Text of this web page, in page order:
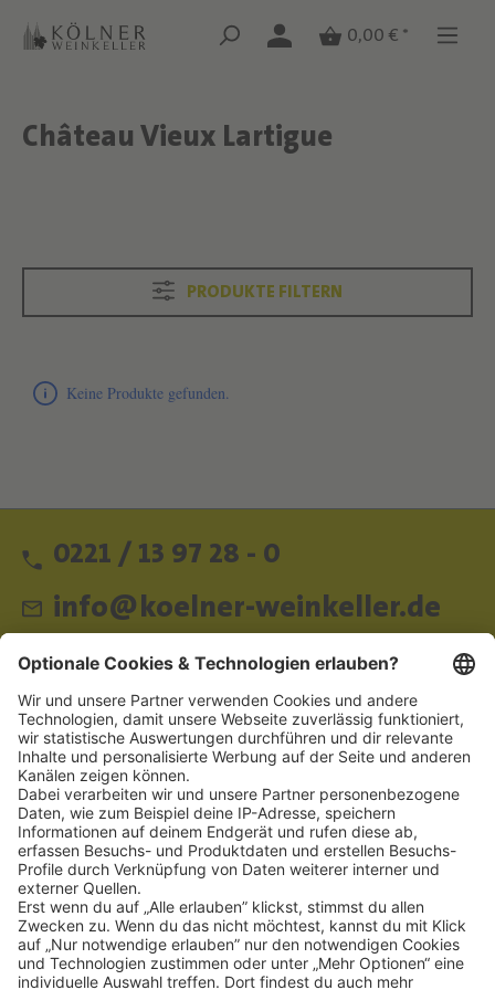
Zum Hauptinhalt springen
Zum Hauptinhalt springen
0,00 € *
Text überspringen
Château Vieux Lartigue
Text überspringen
PRODUKTE FILTERN
Keine Produkte gefunden.
0221 / 13 97 28 - 0
info@koelner-weinkeller.de
Schnellzugriff
ZAHLUNGSMETHODEN
SOCIAL
NEWSLETTER
BESUCHEN SIE UNS